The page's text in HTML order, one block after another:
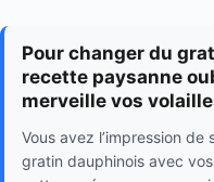
Pour changer du
recette paysanne
merveille vos
Vous avez l’impression de
gratin dauphinois avec